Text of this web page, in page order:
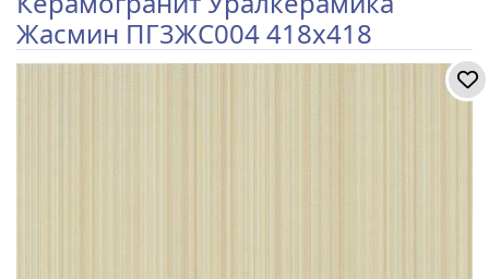
Жасмин ПГ3ЖС004 418x418